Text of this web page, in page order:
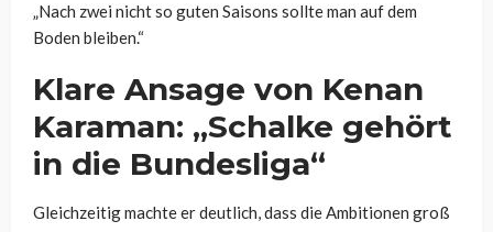
„Nach zwei nicht so guten Saisons sollte man auf dem
Boden bleiben.“
Klare Ansage von Kenan
Karaman: „Schalke gehört
in die Bundesliga“
Gleichzeitig machte er deutlich, dass die Ambitionen groß